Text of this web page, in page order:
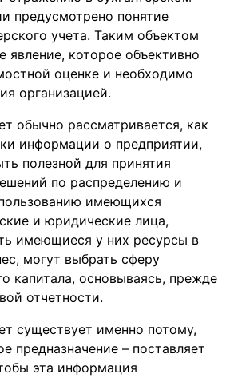
предусмотрено понятие
учета. Таким объектом
которое объективно
оценке и необходимо
организацией.
обычно рассматривается, как
информации о предприятии,
полезной для принятия
по распределению и
имеющихся
и юридические лица,
имеющиеся у них ресурсы в
могут выбрать сферу
капитала, основываясь, прежде
отчетности.
существует именно потому,
предназначение – поставляет
эта информация